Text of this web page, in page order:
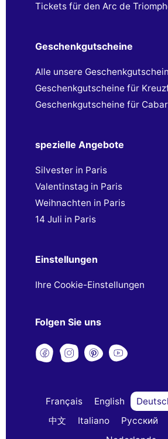
Tickets für den Arc de
Geschenkgutscheine
Alle unsere
Geschenkgutscheine für
Geschenkgutscheine für
spezielle Angebote
Silvester in Paris
Valentinstag in Paris
Weihnachten in Paris
14 Juli in Paris
Einstellungen
Ihre Cookie-Einstellungen
Folgen Sie uns
Français English
中文
Italiano Русский